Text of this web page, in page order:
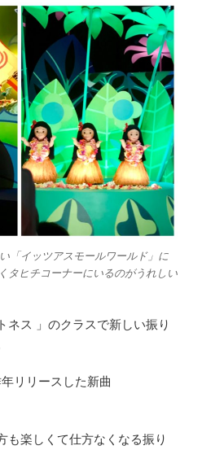
「イッツアスモールワールド」に
タヒチコーナーにいるのがうれしい
ネス 」のクラスで新しい振り
リリースした新曲
も楽しくて仕方なくなる振り